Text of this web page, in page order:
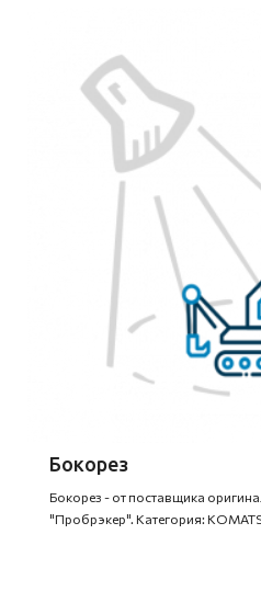
Бокорез
Бокорез - от поставщика
"Пробрэкер". Категория: